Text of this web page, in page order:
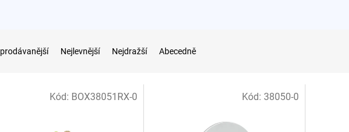
Nejlevnější Nejdražší Abecedně
Kód: BOX38051RX-0 Kód: 38050-0